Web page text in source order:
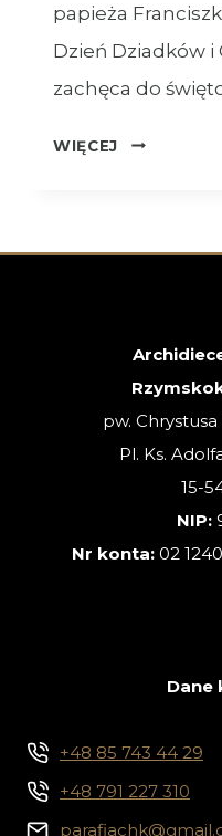
papieża
Dzień Dziadków i
zachęca do
WIĘCEJ
XVII
pw.
Pl. Ks.
15-
NIP:
Nr konta: 02
Dane
+48 85 743 44 29
+48 791 227 310